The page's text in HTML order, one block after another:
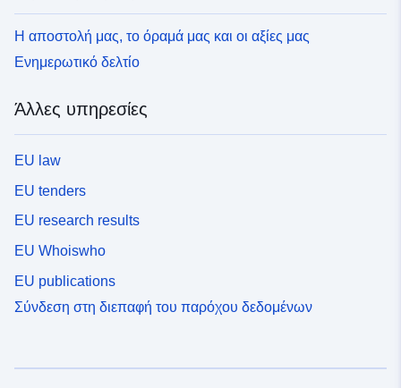
Η αποστολή μας, το όραμά μας και οι αξίες μας
Ενημερωτικό δελτίο
Άλλες υπηρεσίες
EU law
EU tenders
EU research results
EU Whoiswho
EU publications
Σύνδεση στη διεπαφή του παρόχου δεδομένων